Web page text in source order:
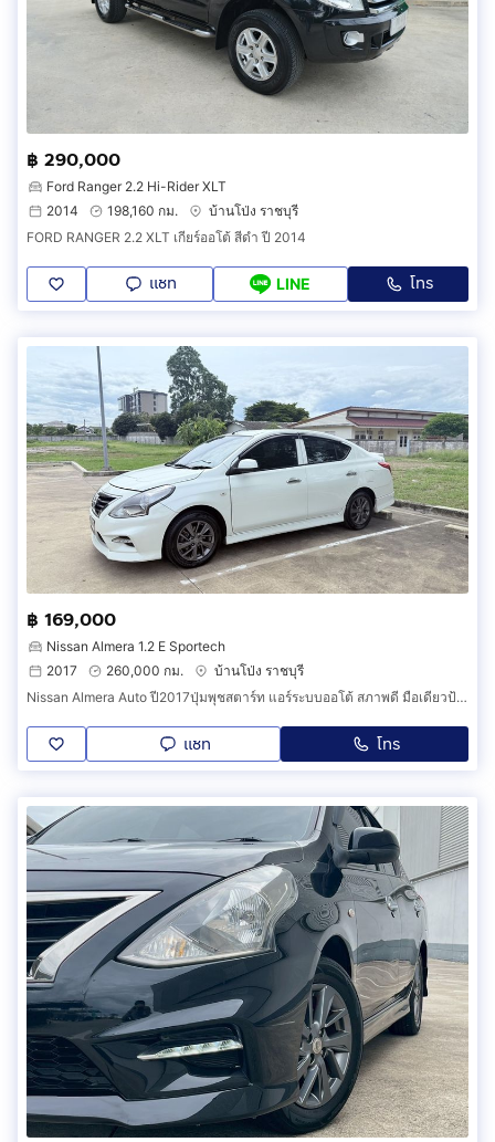
฿ 290,000
Ford Ranger 2.2 Hi-Rider XLT
2014
198,160 กม.
บ้านโป่ง ราชบุรี
FORD RANGER 2.2 XLT เกียร์ออโต้ สีดำ ปี 2014
แชท LINE โทร
฿ 169,000
Nissan Almera 1.2 E Sportech
2017
260,000 กม.
บ้านโป่ง ราชบุรี
Nissan Almera Auto ปี2017ปุ่มพุชสตาร์ท แอร์ระบบออโต้ สภาพดี มือเดียวป้ายแดง
แชท โทร